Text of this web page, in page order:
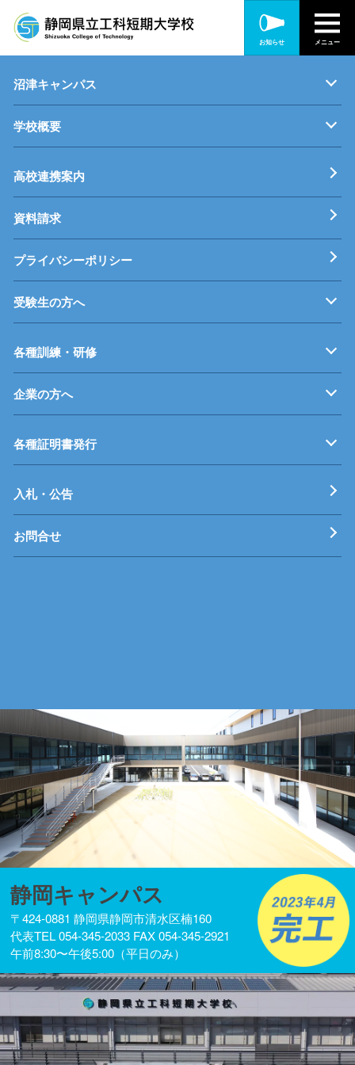
お知らせ メニュー
静岡キャンパス
キャンパス紹介
機械・制御技術科
電気技術科
建築設備科
沼津キャンパス
キャンパス紹介
機械・生産技術科
電子情報技術科
情報技術科
学校概要
基本理念
校長挨拶
すうじでみる静岡県立工科短期大学校
工科短大評価委員会
高校連携案内
資料請求
プライバシーポリシー
受験生の方へ
募集要項
オープンキャンパス
受験料等
高校連携案内
各種訓練・研修
企業従業員の方へ
再就職を考えている方へ
障がいのある方へ
企業の方へ
事業主推薦について
インターンシップについて
学生の求人について
各種証明書発行
工科短期大学校
技術専門校
ガス溶接技能講習
各種特別教育
入札・公告
お問合せ
静岡キャンパス
〒424-0881 静岡県静岡市清水区楠160
代表TEL 054-345-2033 FAX 054-345-2921
午前8:30〜午後5:00（平日のみ）